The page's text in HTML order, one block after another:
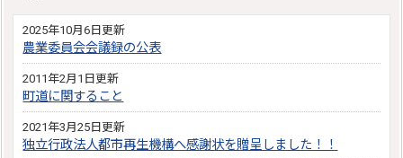
2025年10月6日更新
農業委員会会議録の公表
2011年2月1日更新
町道に関すること
2021年3月25日更新
独立行政法人都市再生機構へ感謝状を贈呈しました！！